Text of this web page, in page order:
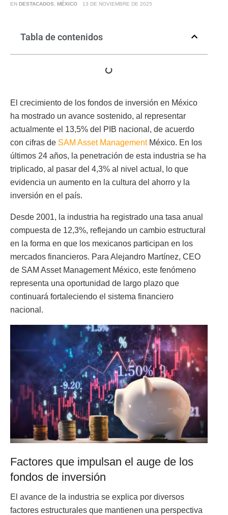
EN DESTACADOS MÉXICO 13 DE NOVIEMBRE DE 2025
Tabla de contenidos
El crecimiento de los fondos de inversión en México
ha mostrado un avance sostenido, al representar
actualmente el 13,5% del PIB nacional, de acuerdo
con cifras de SAM Asset ManagementMéxico. En los
últimos 24 años, la penetración de esta industria se ha
triplicado, al pasar del 4,3% al nivel actual, lo que
evidencia un aumento en la cultura del ahorro y la
inversión en el país.
Desde 2001, la industria ha registrado una tasa anual
compuesta de 12,3%, reflejando un cambio estructural
en la forma en que los mexicanos participan en los
mercados financieros. Para Alejandro Martínez, CEO
de SAM Asset Management México, este fenómeno
representa una oportunidad de largo plazo que
continuará fortaleciendo el sistema financiero
nacional.
Factores que impulsan el auge de los
fondos de inversión
El avance de la industria se explica por diversos
factores estructurales que mantienen una perspectiva